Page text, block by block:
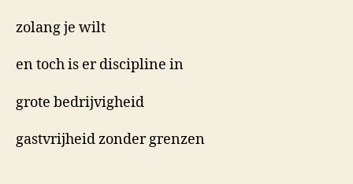
zolang je wilt
en toch is er discipline in
grote bedrijvigheid
gastvrijheid zonder grenzen